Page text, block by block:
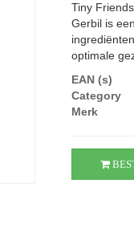
Tiny
Gerbil is
optimale
EAN (s)
Category
Merk